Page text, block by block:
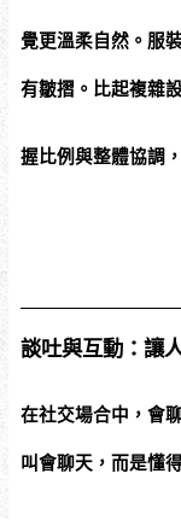
覺更溫柔自然。服
有皺摺。比起複雜
握比例與整體協調
談吐與互動：讓
在社交場合中，會
叫會聊天，而是懂